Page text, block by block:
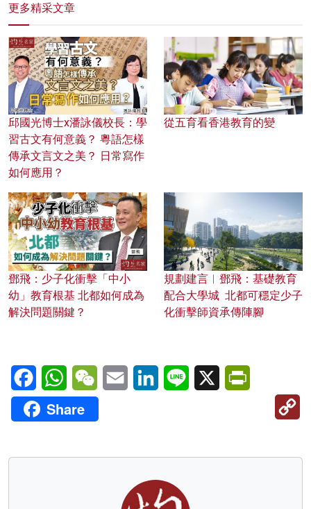
更多精采文章
邱國光博士x潘詠儀校長：學
習古文有何意義？ 粵語怎樣
傳承文言文之美？ 日常寫作
如何應用？
從五育看香港教育的變
鄧飛：少子化衝擊「中小
幼」教育根基 北都如何成為
解決問題關鍵？
規劃建言︱鄧飛：基礎教育
配合大學城 北都可穩定少子
化衝擊師資承傳陣腳
FacebookWhatsAppWeChatEmail LinkedInLine X
Share